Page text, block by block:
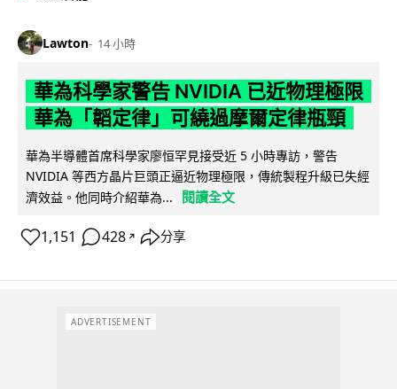
Lawton 14 小時
華為科學家警告 NVIDIA 已近物理極限
華為「韜定律」可繞過摩爾定律瓶頸
華為半導體首席科學家廖恒罕見接受近 5 小時專訪，警告
NVIDIA 等西方晶片巨頭正逼近物理極限，傳統製程升級已失經
濟效益。他同時介紹華為...
閱讀全文
1,151 428 ↗ 分享
ADVERTISEMENT